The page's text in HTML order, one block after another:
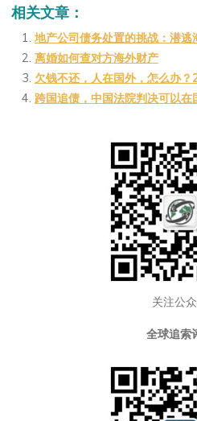
C
h
at
a
W
ei
b
l
b
a
n
y
Li
n
相关文章：
地产公司债务处置的挑战：潜逃
离婚如何查对方海外财产
欠钱不还，人在国外，怎么办
跨国追债，中国法院判决可以在
关注公
全球追索